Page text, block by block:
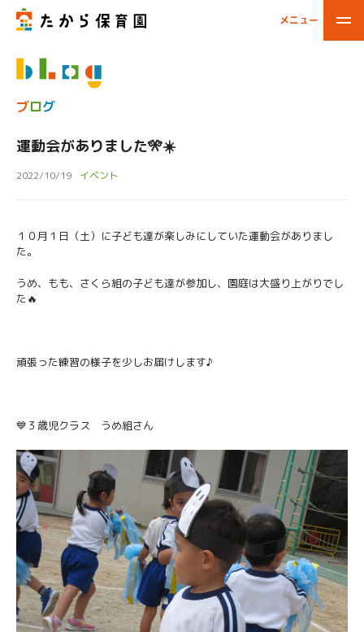
メニュー
ブログ
運動会がありました🎌☀️
2022/10/19 イベント
１０月１日（土）に子ども達が楽しみにしていた運動会がありまし
た。
うめ、もも、さくら組の子ども達が参加し、園庭は大盛り上がりでし
た🔥
頑張った練習の様子を少しお届けします♪
💙３歳児クラス うめ組さん